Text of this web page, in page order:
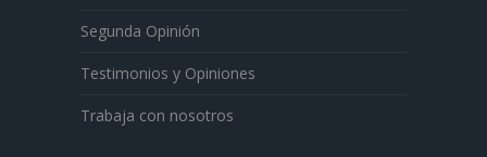
Segunda Opinión
Testimonios y Opiniones
Trabaja con nosotros